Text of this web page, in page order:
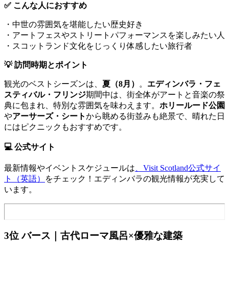
✅ こんな人におすすめ
・中世の雰囲気を堪能したい歴史好き
・アートフェスやストリートパフォーマンスを楽しみたい人
・スコットランド文化をじっくり体感したい旅行者
💡 訪問時期とポイント
観光のベストシーズンは、 夏（8月） 。 エディンバラ・フェ
スティバル・フリンジ期間中は、街全体がアートと音楽の祭
典に包まれ、特別な雰囲気を味わえます。 ホリールード公園
やアーサーズ・シートから眺める街並みも絶景で、晴れた日
にはピクニックもおすすめです。
💻 公式サイト
最新情報やイベントスケジュールは 、Visit Scotland公式サイ
ト（英語）
をチェック！エディンバラの観光情報が充実して
います。
3位 バース｜古代ローマ風呂×優雅な建築